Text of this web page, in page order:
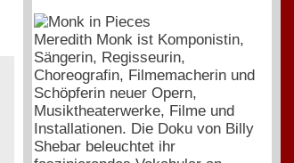
Meredith Monk ist Komponistin,
Sängerin, Regisseurin,
Choreografin, Filmemacherin und
Schöpferin neuer Opern,
Musiktheaterwerke, Filme und
Installationen. Die Doku von Billy
Shebar beleuchtet ihr